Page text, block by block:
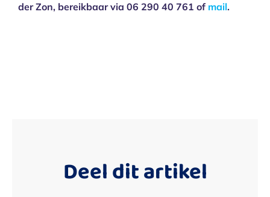
der Zon, bereikbaar via 06 290 40 761 of mail.
Deel dit artikel